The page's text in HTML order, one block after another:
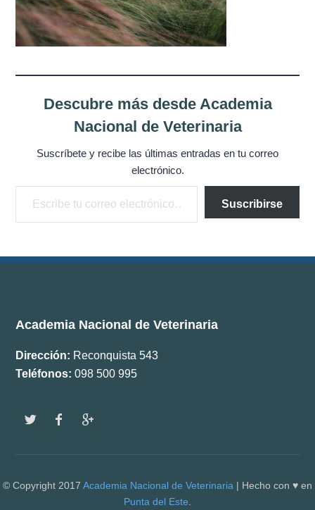
Relaciones
Contacto
Novedades
Publicaciones
Documentos
Comisiones
Descubre más desde Academia
Nacional de Veterinaria
Suscríbete y recibe las últimas entradas en tu correo
electrónico.
Escribe tu correo electrónico…
Suscribirse
Academia Nacional de Veterinaria
Dirección: Reconquista 543
Teléfonos: 098 500 995
w f g
© Copyright 2017 Academia Nacional de Veterinaria | Hecho con ♥ en
Punta del Este